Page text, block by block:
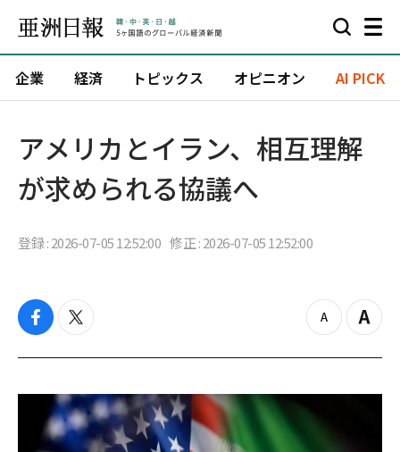
企業 経済 トピックス オピニオン AI PICK
アメリカとイラン、相互理解
が求められる協議へ
登録 : 2026-07-05 12:52:00 修正 : 2026-07-05 12:52:00
f
c
b
t
i
t
e
r
z
o
o
t
Z
o
i